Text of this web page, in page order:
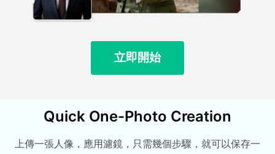
立即開始
Quick One-Photo Creation
上傳一張人像，應用濾鏡，只需幾個步驟，就可以保存一